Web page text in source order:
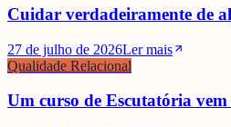
Cuidar verdadeiramente de
27 de julho de 2026Ler mais
Qualidade Relacional
Um curso de Escutatória